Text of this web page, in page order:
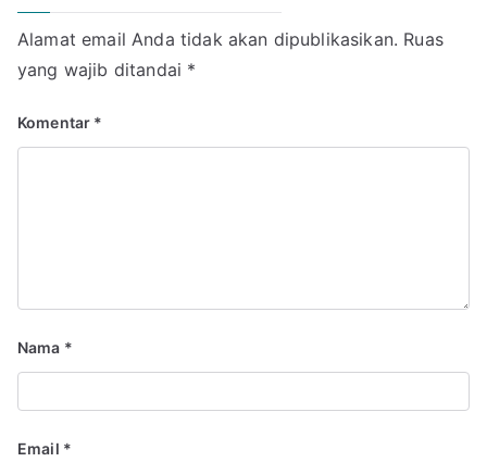
Alamat email Anda tidak akan dipublikasikan. Ruas
yang wajib ditandai *
Komentar *
Nama *
Email *